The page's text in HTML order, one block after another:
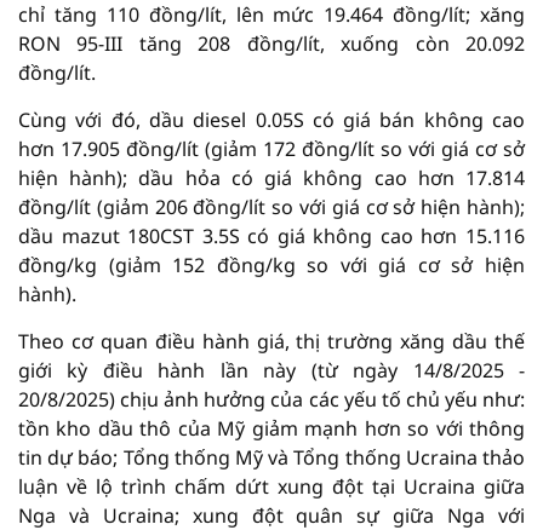
chỉ tăng 110 đồng/lít, lên mức 19.464 đồng/lít; xăng
RON 95-III tăng 208 đồng/lít, xuống còn 20.092
đồng/lít.
Cùng với đó, dầu diesel 0.05S có giá bán không cao
hơn 17.905 đồng/lít (giảm 172 đồng/lít so với giá cơ sở
hiện hành); dầu hỏa có giá không cao hơn 17.814
đồng/lít (giảm 206 đồng/lít so với giá cơ sở hiện hành);
dầu mazut 180CST 3.5S có giá không cao hơn 15.116
đồng/kg (giảm 152 đồng/kg so với giá cơ sở hiện
hành).
Theo cơ quan điều hành giá, thị trường xăng dầu thế
giới kỳ điều hành lần này (từ ngày 14/8/2025 -
20/8/2025) chịu ảnh hưởng của các yếu tố chủ yếu như:
tồn kho dầu thô của Mỹ giảm mạnh hơn so với thông
tin dự báo; Tổng thống Mỹ và Tổng thống Ucraina thảo
luận về lộ trình chấm dứt xung đột tại Ucraina giữa
Nga và Ucraina; xung đột quân sự giữa Nga với